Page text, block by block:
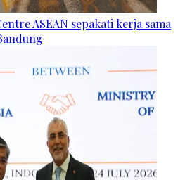
ASEAN sepakati kerja sama